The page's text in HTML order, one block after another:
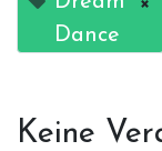
Dance
Keine